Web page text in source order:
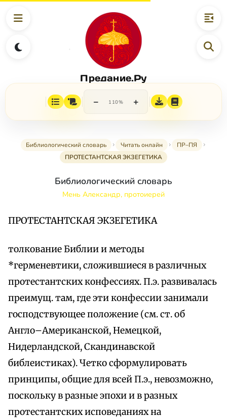
Предание.Ру
− 110% +
Библиологический словарь Читать онлайн
ПР–ПЯ
ПРОТЕСТАНТСКАЯ ЭКЗЕГЕТИКА
Библиологический словарь
Мень Александр, протоиерей
ПРОТЕСТАНТСКАЯ ЭКЗЕГЕТИКА
толкование Библии и методы
*герменевтики, сложившиеся в различных
протестантских конфессиях. П.э. развивалась
преимущ. там, где эти конфессии занимали
господствующее положение (см. ст. об
Англо–Американской, Немецкой,
Нидерландской, Скандинавской
библеистиках). Четко сформулировать
принципы, общие для всей П.э., невозможно,
поскольку в разные эпохи и в разных
протестантских исповеданиях на